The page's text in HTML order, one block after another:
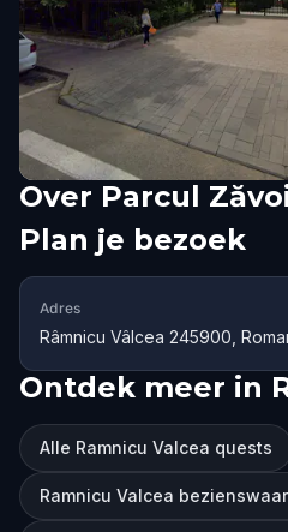
Over Parcul
Plan je bezoek
Adres
Râmnicu Vâlcea 245900,
Ontdek meer in
Alle Ramnicu Valcea quests
Ramnicu Valcea